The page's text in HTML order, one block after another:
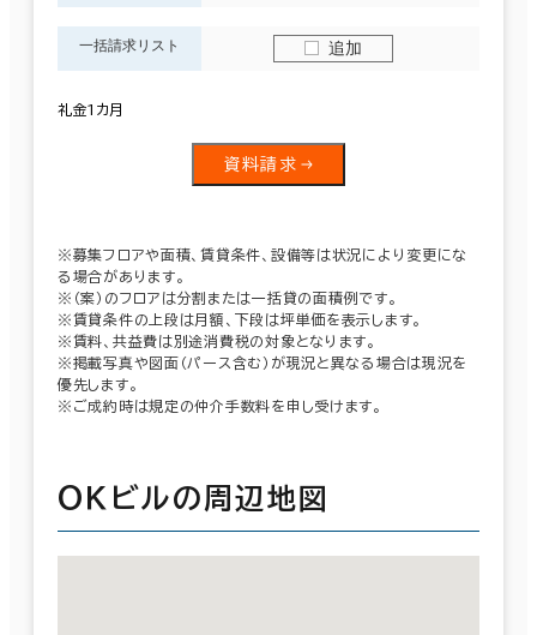
一括請求リスト 追加
礼金1カ月
資料請求
※募集フロアや面積、賃貸条件、設備等は状況により変更にな
る場合があります。
※（案）のフロアは分割または一括貸の面積例です。
※賃貸条件の上段は月額、下段は坪単価を表示します。
※賃料、共益費は別途消費税の対象となります。
※掲載写真や図面（パース含む）が現況と異なる場合は現況を
優先します。
※ご成約時は規定の仲介手数料を申し受けます。
ＯＫビルの周辺地図